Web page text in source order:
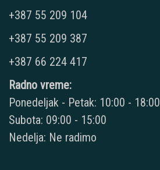
+387 55 209 104
+387 55 209 387
+387 66 224 417
Radno vreme:
Ponedeljak - Petak: 10:00 - 18:00
Subota: 09:00 - 15:00
Nedelja: Ne radimo